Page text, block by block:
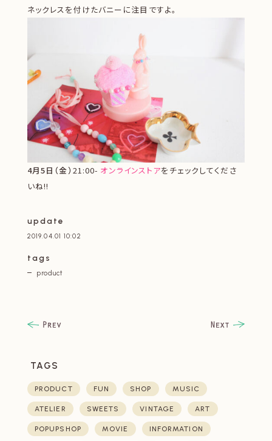
ネックレスを付けたバニーに注目ですよ。
4月5日（金） 21:00- オンラインストアをチェックしてくださ
いね!!
update
2019.04.01 10:02
tags
product
TAGS
PRODUCT FUN SHOP MUSIC
ATELIER SWEETS VINTAGE ART
POPUPSHOP MOVIE INFORMATION